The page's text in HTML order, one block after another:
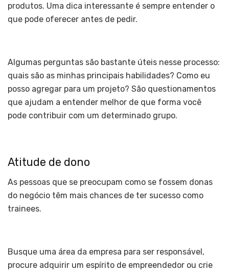
produtos. Uma dica interessante é sempre entender o
que pode oferecer antes de pedir.
Algumas perguntas são bastante úteis nesse processo:
quais são as minhas principais habilidades? Como eu
posso agregar para um projeto? São questionamentos
que ajudam a entender melhor de que forma você
pode contribuir com um determinado grupo.
Atitude de dono
As pessoas que se preocupam como se fossem donas
do negócio têm mais chances de ter sucesso como
trainees.
Busque uma área da empresa para ser responsável,
procure adquirir um espírito de empreendedor ou crie